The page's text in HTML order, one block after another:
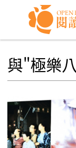
Skip to navigation
移至主內容
與"極樂